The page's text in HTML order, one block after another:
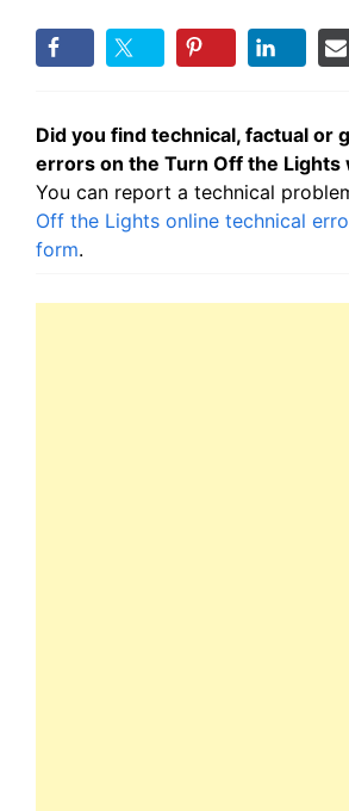
Did you find technical, factual or
errors on the Turn Off the Lights
You can report a technical
Off the Lights online technical
form.